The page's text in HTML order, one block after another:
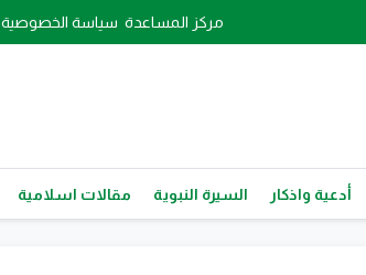
مركز المساعدة سياسة الخصوصية
أدعية واذكار السيرة النبوية مقالات اسلامية